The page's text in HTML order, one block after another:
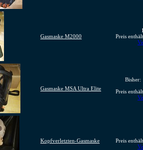
Gasmaske M2000
Preis
Gasmaske MSA Ultra Elite
Bisher:
Preis
Kopfverletzten-Gasmaske
Preis